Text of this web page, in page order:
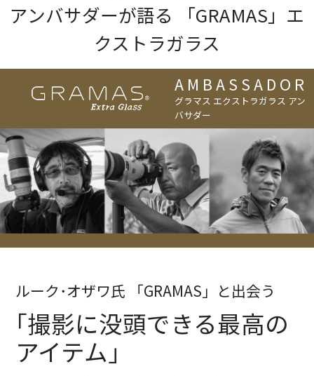
アンバサダーが語る 「GRAMAS」エ
クストラガラス
AMBASSADOR
グラマス エクストラガラス アン
バサダー
ルーク･オザワ氏 「GRAMAS」と出会う
｢撮影に没頭できる最高の
アイテム｣